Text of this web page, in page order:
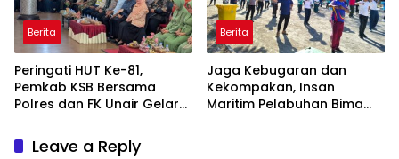
Berita
Peringati HUT Ke-81,
Pemkab KSB Bersama
Polres dan FK Unair Gelar
Hari Pertama Kehidupan”
Berita
Jaga Kebugaran dan
Kekompakan, Insan
Maritim Pelabuhan Bima
Leave a Reply